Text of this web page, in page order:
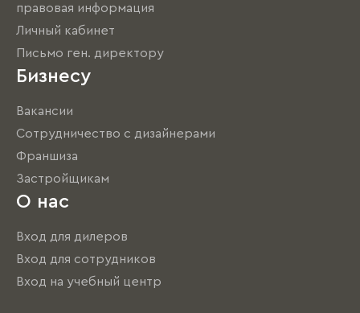
правовая информация
Личный кабинет
Письмо ген. директору
Бизнесу
Вакансии
Сотрудничество с дизайнерами
Франшиза
Застройщикам
О нас
Вход для дилеров
Вход для сотрудников
Вход на учебный центр